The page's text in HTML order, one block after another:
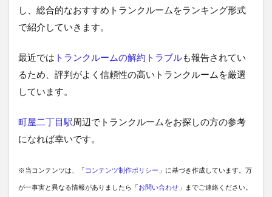
し、総合的なおすすめトランクルームをランキング形式
で紹介していきます。
最近では トランクルームの解約トラブルも報告されてい
るため、評判がよく信頼性の高いトランクルームを厳選
しています。
町屋二丁目駅周辺でトランクルームをお探しの方の参考
になれば幸いです。
※当コンテンツは、「 コンテンツ制作ポリシー 」に基づき作成しています。万
が一事実と異なる情報がありましたら「お問い合わせ 」までご連絡ください。